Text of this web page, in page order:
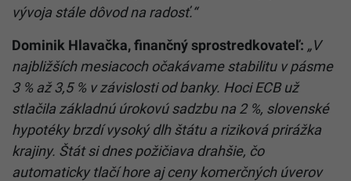
vývoja stále dôvod na radosť.“
Dominik Hlavačka, finančný sprostredkovateľ: „V
najbližších mesiacoch očakávame stabilitu v pásme
3 % až 3,5 % v závislosti od banky. Hoci ECB už
stlačila základnú úrokovú sadzbu na 2 %, slovenské
hypotéky brzdí vysoký dlh štátu a riziková prirážka
krajiny. Štát si dnes požičiava drahšie, čo
automaticky tlačí hore aj ceny komerčných úverov